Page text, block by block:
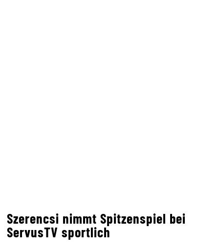
Szerencsi nimmt Spitzenspiel bei
ServusTV sportlich